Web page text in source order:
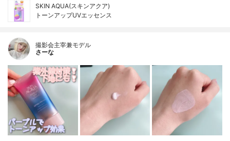
SKIN AQUA(スキンアクア)
トーンアップUVエッセンス
撮影会主宰兼モデル
さーな